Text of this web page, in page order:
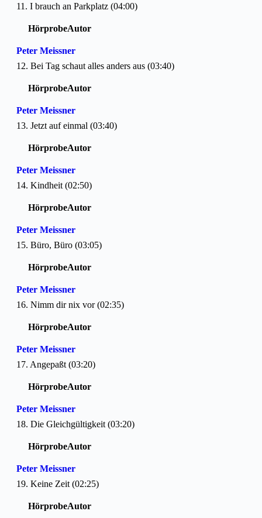
11. I brauch an Parkplatz (04:00)
HörprobeAutor
Peter Meissner
12. Bei Tag schaut alles anders aus (03:40)
HörprobeAutor
Peter Meissner
13. Jetzt auf einmal (03:40)
HörprobeAutor
Peter Meissner
14. Kindheit (02:50)
HörprobeAutor
Peter Meissner
15. Büro, Büro (03:05)
HörprobeAutor
Peter Meissner
16. Nimm dir nix vor (02:35)
HörprobeAutor
Peter Meissner
17. Angepaßt (03:20)
HörprobeAutor
Peter Meissner
18. Die Gleichgültigkeit (03:20)
HörprobeAutor
Peter Meissner
19. Keine Zeit (02:25)
HörprobeAutor